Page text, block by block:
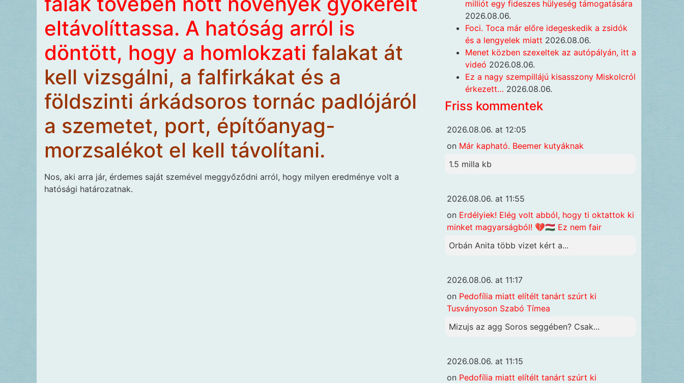
eltávolíttassa. A hatóság arról is
döntött, hogy a homlokzati falakat át
kell vizsgálni, a falfirkákat és a
földszinti árkádsoros tornác padlójáról
a szemetet, port, építőanyag-
morzsalékot el kell távolítani.
Nos, aki arra jár, érdemes saját szemével meggyőződni arról, hogy milyen eredménye volt a
hatósági határozatnak.
milliót egy fideszes hülyeség támogatására
2026.08.06.
Foci. Toca már előre idegeskedik a zsidók
és a lengyelek miatt 2026.08.06.
Menet közben szexeltek az autópályán, itt a
videó 2026.08.06.
Ez a nagy szempillájú kisasszony Miskolcról
érkezett… 2026.08.06.
Friss kommentek
2026.08.06. at 12:05
on Már kapható. Beemer kutyáknak
1.5 milla kb
2026.08.06. at 11:55
on Erdélyiek! Elég volt abból, hogy ti oktattok ki
minket magyarságból! 💔🇭🇺 Ez nem fair
Orbán Anita több vizet kért a...
2026.08.06. at 11:17
on Pedofília miatt elítélt tanárt szúrt ki
Tusványoson Szabó Tímea
Mizujs az agg Soros seggében? Csak...
2026.08.06. at 11:15
on Pedofília miatt elítélt tanárt szúrt ki